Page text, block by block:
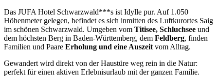
Das JUFA Hotel Schwarzwald***s ist Idylle pur. Auf 1.050
Höhenmeter gelegen, befindet es sich inmitten des Luftkurortes Saig
im schönen Schwarzwald. Umgeben vom Titisee, Schluchsee und
dem höchsten Berg in Baden-Württemberg, dem Feldberg, finden
Familien und Paare Erholung und eine Auszeit vom Alltag.
Gewandert wird direkt von der Haustüre weg rein in die Natur:
perfekt für einen aktiven Erlebnisurlaub mit der ganzen Familie.